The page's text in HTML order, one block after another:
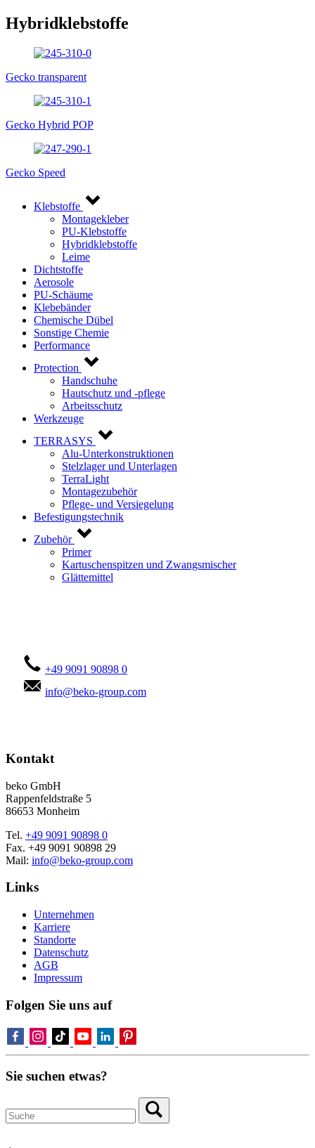
Hybridklebstoffe
Gecko transparent
Gecko Hybrid POP
Gecko Speed
Klebstoffe
Montagekleber
PU-Klebstoffe
Hybridklebstoffe
Leime
Dichtstoffe
Aerosole
PU-Schäume
Klebebänder
Chemische Dübel
Sonstige Chemie
Performance
Protection
Handschuhe
Hautschutz und -pflege
Arbeitsschutz
Werkzeuge
TERRASYS
Alu-Unterkonstruktionen
Stelzlager und Unterlagen
TerraLight
Montagezubehör
Pflege- und Versiegelung
Befestigungstechnik
Zubehör
Primer
Kartuschenspitzen und Zwangsmischer
Glättemittel
+49 9091 90898 0
info@beko-group.com
Kontakt
beko GmbH
Rappenfeldstraße 5
86653 Monheim
Tel. +49 9091 90898 0
Fax. +49 9091 90898 29
Mail: info@beko-group.com
Links
Unternehmen
Karriere
Standorte
Datenschutz
AGB
Impressum
Folgen Sie uns auf
Sie suchen etwas?